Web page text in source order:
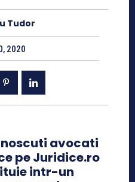
Tudor
2020
avocati
pe Juridice.ro
intr-un